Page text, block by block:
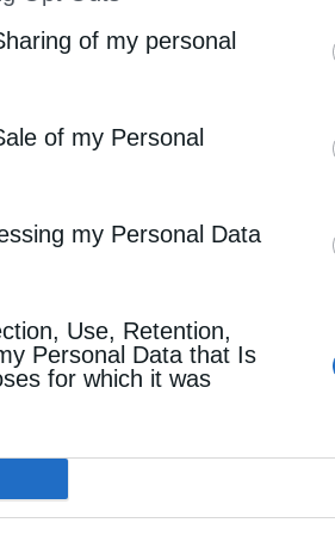
of my personal
of my Personal
my Personal Data
Use, Retention,
Personal Data that Is
for which it was
στη Λεκάνη Flemish Pass,
και Λαμπραντόρ. Σύμφωνα με
σε αποθέματα και